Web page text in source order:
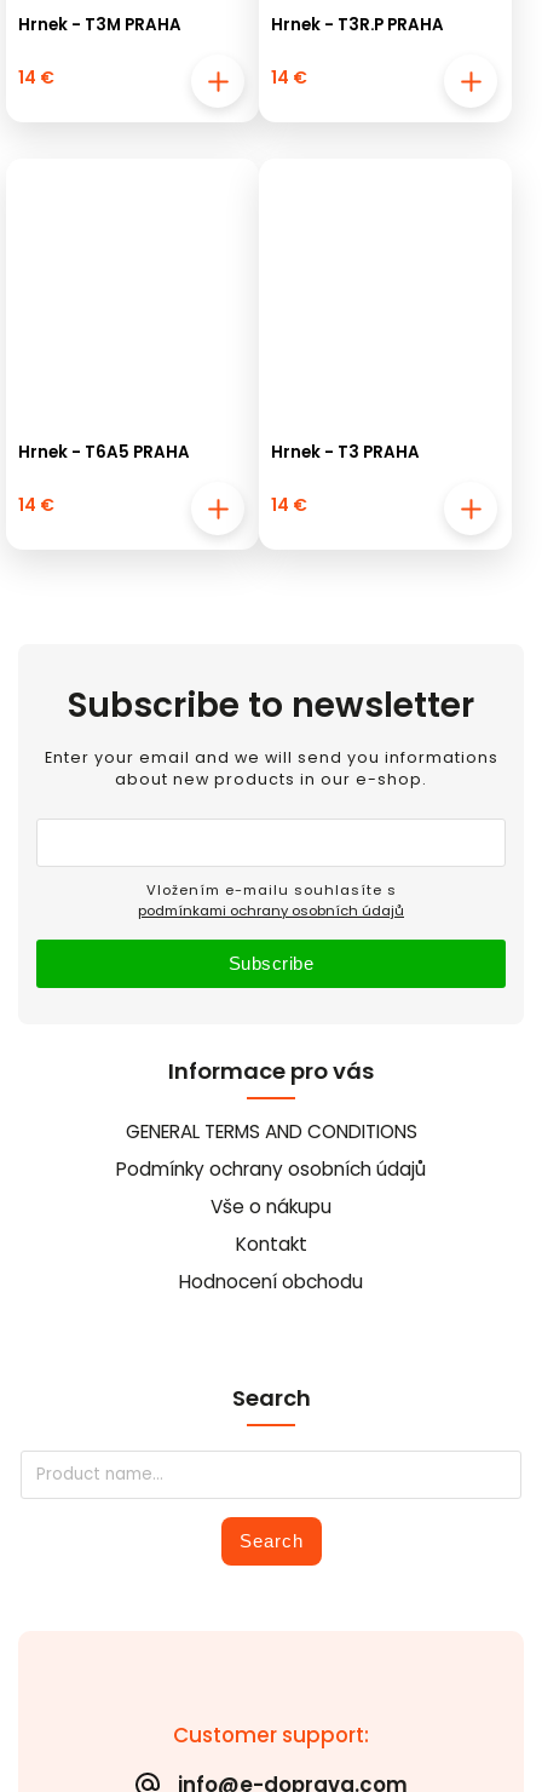
Hrnek - T3M PRAHA
14 €
Hrnek - T3R.P PRAHA
14 €
Hrnek - T6A5 PRAHA
14 €
Hrnek - T3 PRAHA
14 €
Customer support:
info@e-doprava.com
Informace pro vás
GENERAL TERMS AND CONDITIONS
Podmínky ochrany osobních údajů
Vše o nákupu
Kontakt
Hodnocení obchodu
Subscribe to newsletter
Enter your email and we will send you informations
about new products in our e-shop.
podmínkami ochrany osobních údajů
Subscribe
Search
Search